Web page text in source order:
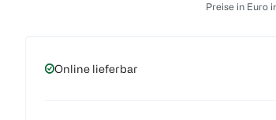
Preise in Euro
Online lieferbar